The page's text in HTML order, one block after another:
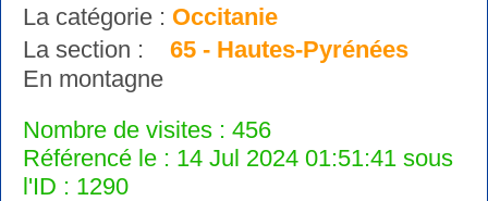
La catégorie : Occitanie
La section : 65 - Hautes-Pyrénées
En montagne
Nombre de visites : 456
Référencé le : 14 Jul 2024 01:51:41 sous
l'ID : 1290